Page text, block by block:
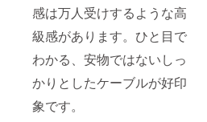
感は万人受けするような高
級感があります。ひと目で
わかる、安物ではないしっ
かりとしたケーブルが好印
象です。